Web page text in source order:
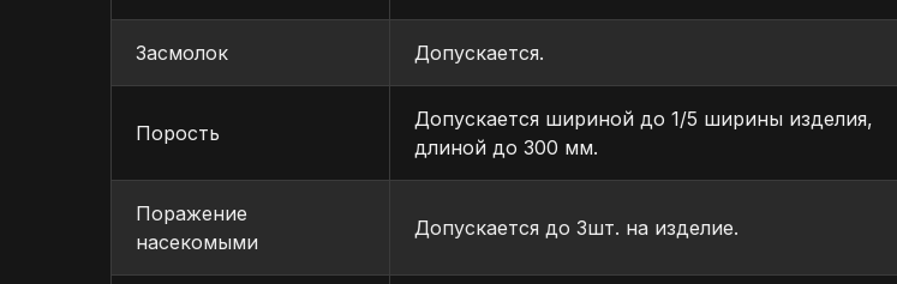
Засмолок Допускается.
Порость
Допускается шириной до 1/5 ширины изделия,
длиной до 300 мм.
Поражение
насекомыми
Допускается до Зшт. на изделие.